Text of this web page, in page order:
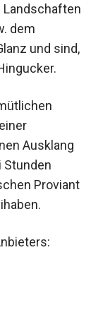
Landschaften
dem
und sind,
Ausklang
Stunden
Proviant